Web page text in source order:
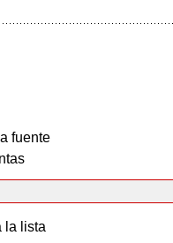
fuente
la lista